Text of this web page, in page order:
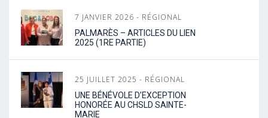
7 JANVIER 2026 - RÉGIONAL
PALMARÈS – ARTICLES DU LIEN
2025 (1RE PARTIE)
25 JUILLET 2025 - RÉGIONAL
UNE BÉNÉVOLE D’EXCEPTION
HONORÉE AU CHSLD SAINTE-
MARIE